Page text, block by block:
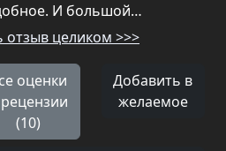
И большой…
отзыв целиком >>>
оценки
(10)
Добавить в
желаемое